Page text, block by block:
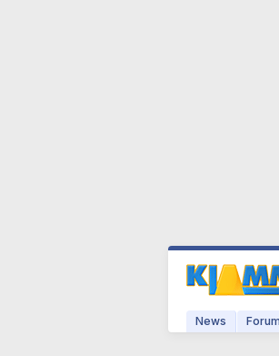
News Forum